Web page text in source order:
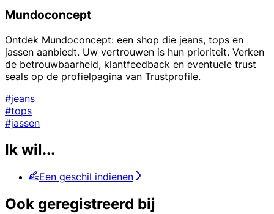
Mundoconcept
Ontdek Mundoconcept: een shop die jeans, tops en
jassen aanbiedt. Uw vertrouwen is hun prioriteit. Verken
de betrouwbaarheid, klantfeedback en eventuele trust
seals op de profielpagina van Trustprofile.
#jeans
#tops
#jassen
Ik wil...
Een geschil indienen
Ook geregistreerd bij